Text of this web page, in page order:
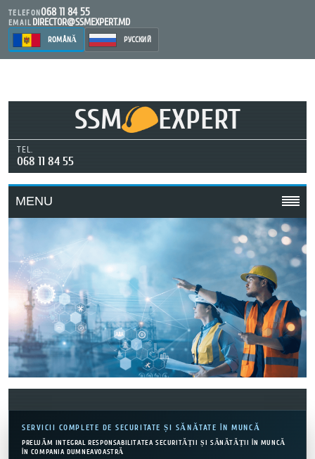
TELEFON068 11 84 55
EMAIL DIRECTOR@SSMEXPERT.MD
ROMÂNĂ РУССКИЙ
SSM EXPERT
TEL.
068 11 84 55
MENU
SERVICII COMPLETE DE SECURITATE ȘI SĂNĂTATE ÎN MUNCĂ
PRELUĂM INTEGRAL RESPONSABILITATEA SECURITĂȚII ȘI SĂNĂTĂȚII ÎN MUNCĂ
ÎN COMPANIA DUMNEAVOASTRĂ